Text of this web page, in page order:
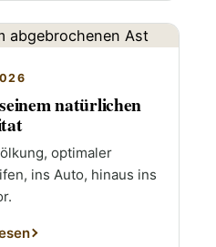
natürlichen
optimaler
ins Auto, hinaus ins